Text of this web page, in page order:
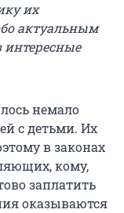
их
актуальным
интересные
немало
с детьми. Их
в законах
кому,
заплатить
оказываются